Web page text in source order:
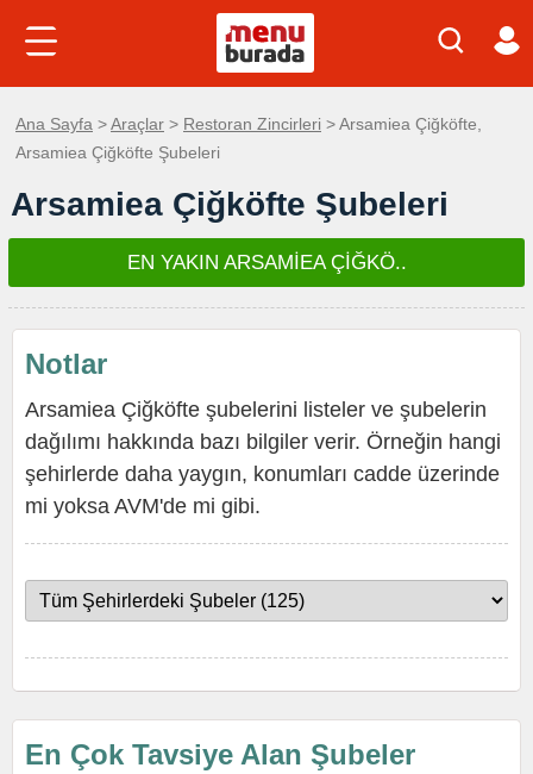
Ana Sayfa >Araçlar > Restoran Zincirleri > Arsamiea Çiğköfte,
Arsamiea Çiğköfte Şubeleri
Arsamiea Çiğköfte Şubeleri
EN YAKIN ARSAMİEA ÇİĞKÖ..
Notlar
Arsamiea Çiğköfte şubelerini listeler ve şubelerin
dağılımı hakkında bazı bilgiler verir. Örneğin hangi
şehirlerde daha yaygın, konumları cadde üzerinde
mi yoksa AVM'de mi gibi.
En Çok Tavsiye Alan Şubeler